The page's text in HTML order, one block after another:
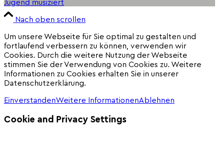
Nach oben scrollen
Um unsere Webseite für Sie optimal zu gestalten und
fortlaufend verbessern zu können, verwenden wir
Cookies. Durch die weitere Nutzung der Webseite
stimmen Sie der Verwendung von Cookies zu. Weitere
Informationen zu Cookies erhalten Sie in unserer
Datenschutzerklärung.
EinverstandenWeitere InformationenAblehnen
Cookie and Privacy Settings